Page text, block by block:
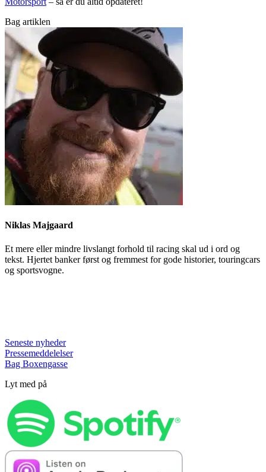
Bag artiklen
Niklas Majgaard
Et mere eller mindre livslangt forhold til racing skal ud i ord og
tekst. Hjertet banker først og fremmest for gode historier, touringcars
og sportsvogne.
Seneste nyheder
Pressemeddelelser
Bag Boxengasse
Lyt med på